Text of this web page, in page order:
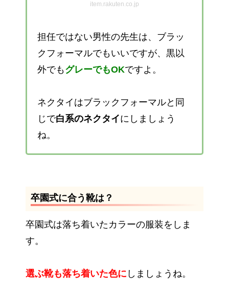
item.rakuten.co.jp
担任ではない男性の先生は、ブラッ
クフォーマルでもいいですが、黒以
外でもグレーでもOKですよ。
ネクタイはブラックフォーマルと同
じで白系のネクタイにしましょう
ね。
卒園式に合う靴は？
卒園式は落ち着いたカラーの服装をしま
す。
選ぶ靴も落ち着いた色に しましょうね。